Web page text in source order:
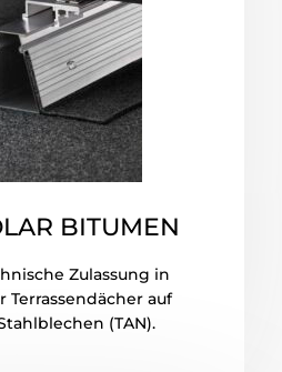
BITUMEN
Zulassung in
Terrassendächer auf
(TAN).